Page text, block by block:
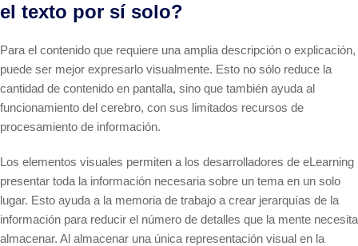
el texto por sí solo?
Para el contenido que requiere una amplia descripción o explicación,
puede ser mejor expresarlo visualmente. Esto no sólo reduce la
cantidad de contenido en pantalla, sino que también ayuda al
funcionamiento del cerebro, con sus limitados recursos de
procesamiento de información.
Los elementos visuales permiten a los desarrolladores de eLearning
presentar toda la información necesaria sobre un tema en un solo
lugar. Esto ayuda a la memoria de trabajo a crear jerarquías de la
información para reducir el número de detalles que la mente necesita
almacenar. Al almacenar una única representación visual en la